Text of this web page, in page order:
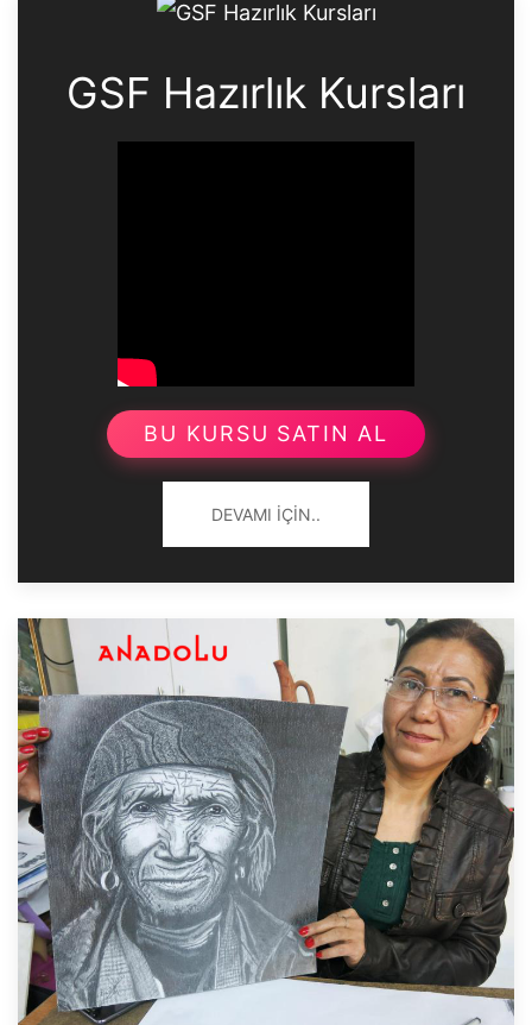
GSF Hazırlık Kursları
BU KURSU SATIN AL
DEVAMI İÇIN..